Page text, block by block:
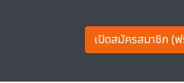
เปิดสมัครสมาชิก (ฟ